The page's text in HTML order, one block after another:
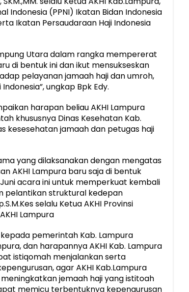
Indonesia (PPNI) Ikatan Bidan Indonesia
Ikatan Persaudaraan Haji Indonesia
Utara dalam rangka mempererat
di bentuk ini dan ikut mensukseskan
pelayanan jamaah haji dan umroh,
ungkap Bpk Edy.
harapan beliau AKHI Lampura
khususnya Dinas Kesehatan Kab.
kesesehatan jamaah dan petugas haji
yang dilaksanakan dengan mengatas
AKHI Lampura baru saja di bentuk
Juni acara ini untuk memperkuat kembali
pelantikan struktural kedepan
selalu Ketua AKHI Provinsi
Lampura
pemerintah Kab. Lampura
dan harapannya AKHI Kab. Lampura
istiqomah menjalankan serta
agar AKHI Kab.Lampura
jemaah haji yang istitoah
memicu terbentuknya kepengurusan